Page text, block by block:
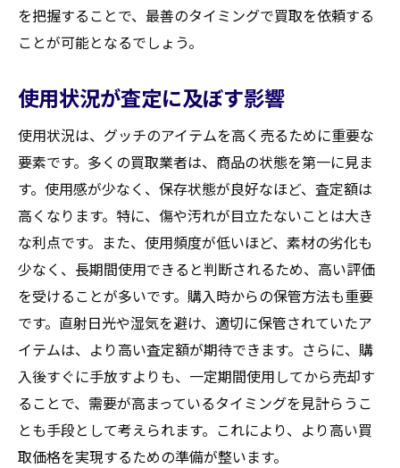
を把握することで、最善のタイミングで買取を依頼する
ことが可能となるでしょう。
使用状況が査定に及ぼす影響
使用状況は、グッチのアイテムを高く売るために重要な
要素です。多くの買取業者は、商品の状態を第一に見ま
す。使用感が少なく、保存状態が良好なほど、査定額は
高くなります。特に、傷や汚れが目立たないことは大き
な利点です。また、使用頻度が低いほど、素材の劣化も
少なく、長期間使用できると判断されるため、高い評価
を受けることが多いです。購入時からの保管方法も重要
です。直射日光や湿気を避け、適切に保管されていたア
イテムは、より高い査定額が期待できます。さらに、購
入後すぐに手放すよりも、一定期間使用してから売却す
ることで、需要が高まっているタイミングを見計らうこ
とも手段として考えられます。これにより、より高い買
取価格を実現するための準備が整います。